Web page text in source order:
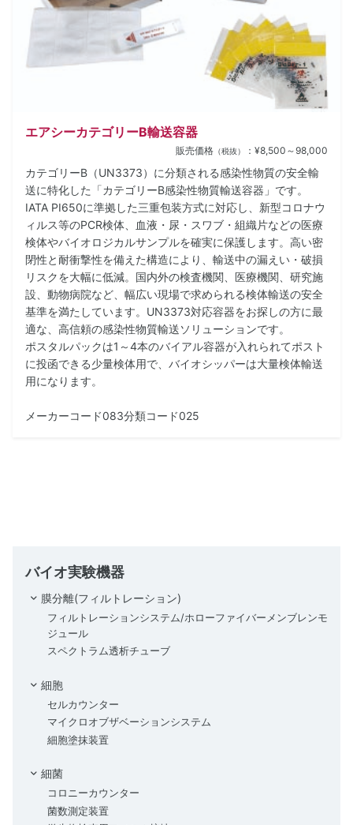
エアシーカテゴリーB輸送容器
販売価格 （税抜） ：¥8,500～98,000
カテゴリーB（UN3373）に分類される感染性物質の安全輸
送に特化した「カテゴリーB感染性物質輸送容器」です。
IATA PI650に準拠した三重包装方式に対応し、新型コロナウ
ィルス等のPCR検体、血液・尿・スワブ・組織片などの医療
検体やバイオロジカルサンプルを確実に保護します。高い密
閉性と耐衝撃性を備えた構造により、輸送中の漏えい・破損
リスクを大幅に低減。国内外の検査機関、医療機関、研究施
設、動物病院など、幅広い現場で求められる検体輸送の安全
基準を満たしています。UN3373対応容器をお探しの方に最
適な、高信頼の感染性物質輸送ソリューションです。
ポスタルパックは1～4本のバイアル容器が入れられてポスト
に投函できる少量検体用で、バイオシッパーは大量検体輸送
用になります。
メーカーコード083分類コード025
バイオ実験機器
膜分離(フィルトレーション)
フィルトレーションシステム/ホローファイバーメンブレンモ
ジュール
スペクトラム透析チューブ
細胞
セルカウンター
マイクロオブザベーションシステム
細胞塗抹装置
細菌
コロニーカウンター
菌数測定装置